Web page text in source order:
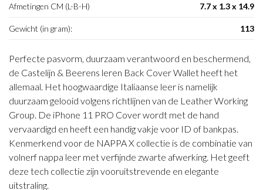
Afmetingen CM (L-B-H) 7.7 x 1.3 x 14.9
Gewicht (in gram): 113
Perfecte pasvorm, duurzaam verantwoord en beschermend,
de Castelijn & Beerens leren Back Cover Wallet heeft het
allemaal. Het hoogwaardige Italiaanse leer is namelijk
duurzaam gelooid volgens richtlijnen van de Leather Working
Group. De iPhone 11 PRO Cover wordt met de hand
vervaardigd en heeft een handig vakje voor ID of bankpas.
Kenmerkend voor de NAPPA X collectie is de combinatie van
volnerf nappa leer met verfijnde zwarte afwerking. Het geeft
deze tech collectie zijn vooruitstrevende en elegante
uitstraling.